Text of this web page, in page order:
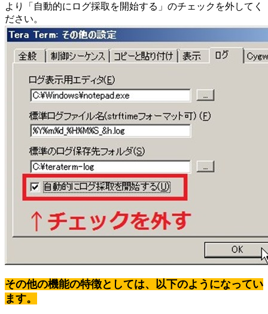
より「自動的にログ採取を開始する」のチェックを外してく
ださい。
その他の機能の特徴としては、以下のようになってい
ます。